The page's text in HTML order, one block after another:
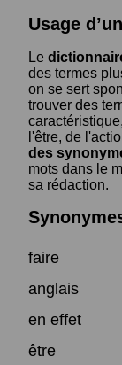
Usage
Le
des termes
on se sert
trouver des
l'être, de
des
mots dans le
sa rédaction.
faire
anglais
en effet
être